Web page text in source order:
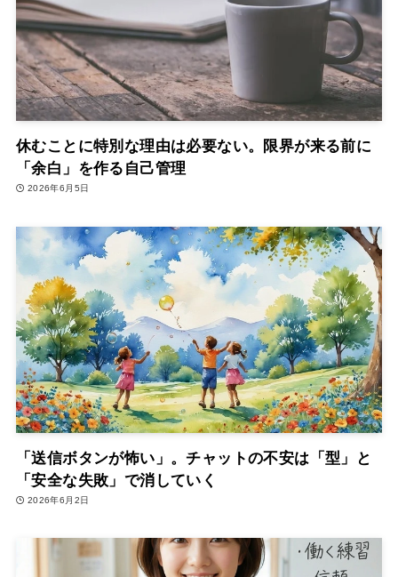
休むことに特別な理由は必要ない。限界が来る前に
「余白」を作る自己管理
2026年6月5日
「送信ボタンが怖い」。チャットの不安は「型」と
「安全な失敗」で消していく
2026年6月2日